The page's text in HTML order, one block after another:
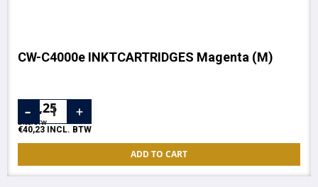
CW-C4000e INKTCARTRIDGES Magenta (M)
33,25
EXCL. BTW
€40,23 INCL. BTW
ADD TO CART